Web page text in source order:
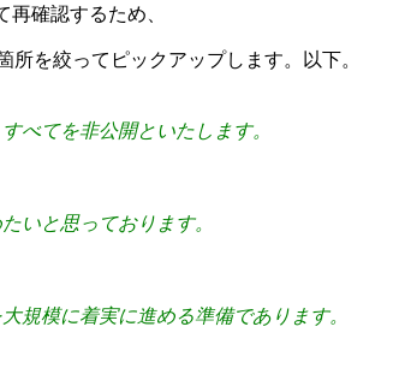
確認するため、
を絞ってピックアップします。以下。
べてを非公開といたします。
いと思っております。
規模に着実に進める準備であります。